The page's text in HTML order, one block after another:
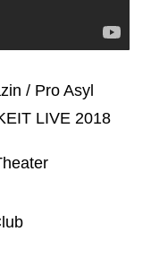
/ Pro Asyl
LIVE 2018